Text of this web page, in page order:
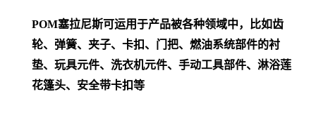
POM塞拉尼斯可运用于产品被各种领域中，比如齿
轮、弹簧、夹子、卡扣、门把、 燃油系统部件的衬
垫、玩具元件、洗衣机元件、手动工具部件、淋浴莲
花篷头、安全带卡扣等